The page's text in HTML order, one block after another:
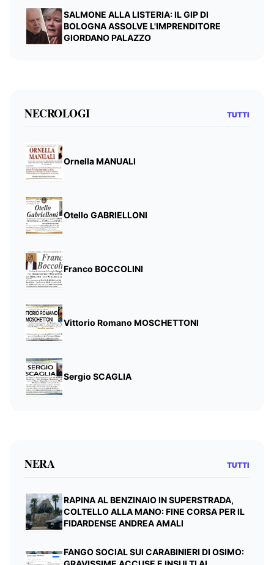
SALMONE ALLA LISTERIA: IL GIP DI
BOLOGNA ASSOLVE L'IMPRENDITORE
GIORDANO PALAZZO
NECROLOGI TUTTI
Ornella MANUALI
Otello GABRIELLONI
Franco BOCCOLINI
Vittorio Romano MOSCHETTONI
Sergio SCAGLIA
NERA TUTTI
RAPINA AL BENZINAIO IN SUPERSTRADA,
COLTELLO ALLA MANO: FINE CORSA PER IL
FIDARDENSE ANDREA AMALI
FANGO SOCIAL SUI CARABINIERI DI OSIMO: